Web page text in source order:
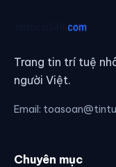
Trang tin trí tuệ
người Việt.
Email:
Chuyên mục